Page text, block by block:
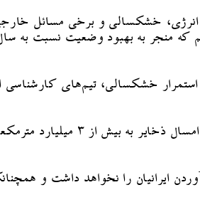
انرژی، خشکسالی و برخی مسائل
که منجر به بهبود وضعیت نسبت به
خشکسالی، تیم‌های کارشناسی
رئیس‌جمهور به برنامه دولت برای نصب ۷ هزار مگاوات برق خورشیدی تا
ایرانیان را نخواهد داشت و